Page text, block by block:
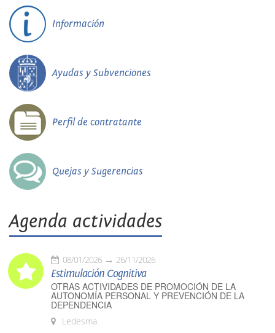
Información
Ayudas y Subvenciones
Perfil de contratante
Quejas y Sugerencias
Agenda actividades
08/01/2026 26/11/2026
Estimulación Cognitiva
OTRAS ACTIVIDADES DE PROMOCIÓN DE LA
AUTONOMÍA PERSONAL Y PREVENCIÓN DE LA
DEPENDENCIA
Ledesma